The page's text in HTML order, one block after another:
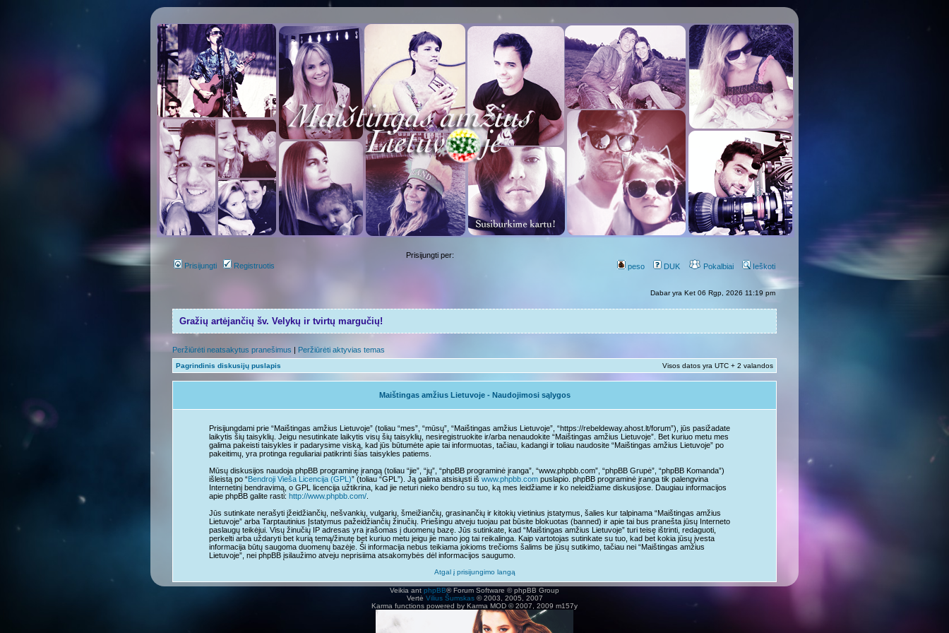
Prisijungti Registruotis
Prisijungti per:
peso
DUK Pokalbiai Ieškoti
Dabar yra Ket 06 Rgp, 2026 11:19 pm
Gražių artėjančių šv. Velykų ir tvirtų margučių!
Peržiūrėti neatsakytus pranešimus | Peržiūrėti aktyvias temas
Pagrindinis diskusijų puslapis Visos datos yra UTC + 2 valandos
Maištingas amžius Lietuvoje - Naudojimosi sąlygos
Prisijungdami prie “Maištingas amžius Lietuvoje” (toliau “mes”, “mūsų”, “Maištingas amžius Lietuvoje”, “https://rebeldeway.ahost.lt/forum”), jūs pasižadate
laikytis šių taisyklių. Jeigu nesutinkate laikytis visų šių taisyklių, nesiregistruokite ir/arba nenaudokite “Maištingas amžius Lietuvoje”. Bet kuriuo metu mes
galima pakeisti taisykles ir padarysime viską, kad jūs būtumėte apie tai informuotas, tačiau, kadangi ir toliau naudosite “Maištingas amžius Lietuvoje” po
pakeitimų, yra protinga reguliariai patikrinti šias taisykles patiems.
Mūsų diskusijos naudoja phpBB programinę įrangą (toliau “jie”, “jų”, “phpBB programinė įranga”, “www.phpbb.com”, “phpBB Grupė”, “phpBB Komanda”)
išleistą po “Bendroji Vieša Licencija (GPL)” (toliau “GPL”). Ją galima atsisiųsti iš www.phpbb.compuslapio. phpBB programinė įranga tik palengvina
Internetinį bendravimą, o GPL licencija užtikrina, kad jie neturi nieko bendro su tuo, ką mes leidžiame ir ko neleidžiame diskusijose. Daugiau informacijos
apie phpBB galite rasti: http://www.phpbb.com/.
Jūs sutinkate nerašyti įžeidžiančių, nešvankių, vulgarių, šmeižiančių, grasinančių ir kitokių vietinius įstatymus, šalies kur talpinama “Maištingas amžius
Lietuvoje” arba Tarptautinius Įstatymus pažeidžiančių žinučių. Priešingu atveju tuojau pat būsite blokuotas (banned) ir apie tai bus pranešta jūsų Interneto
paslaugų teikėjui. Visų žinučių IP adresas yra įrašomas į duomenų bazę. Jūs sutinkate, kad “Maištingas amžius Lietuvoje” turi teisę ištrinti, redaguoti,
perkelti arba uždaryti bet kurią temą/žinutę bet kuriuo metu jeigu jie mano jog tai reikalinga. Kaip vartotojas sutinkate su tuo, kad bet kokia jūsų įvesta
informacija būtų saugoma duomenų bazėje. Ši informacija nebus teikiama jokioms trečioms šalims be jūsų sutikimo, tačiau nei “Maištingas amžius
Lietuvoje”, nei phpBB įsilaužimo atveju neprisiima atsakomybės dėl informacijos saugumo.
Atgal į prisijungimo langą
Veikia ant phpBB® Forum Software © phpBB Group
Vertė Vilius Šumskas© 2003, 2005, 2007
Karma functions powered by Karma MOD © 2007, 2009 m157y